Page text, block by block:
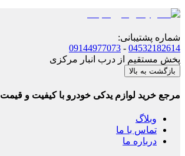
شماره پشتیبانی:
04532182614
-
09144977073
پخش مستقیم از درب انبار مرکزی
بازگشت به بالا
مرجع خرید لوازم یدکی خودرو با کیفیت و
وبلاگ
تماس با ما
درباره ما